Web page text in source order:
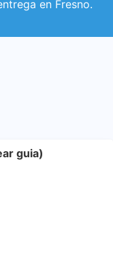
en Fresno.
guia)